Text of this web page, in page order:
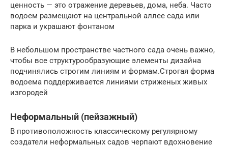
ценность — это отражение деревьев, дома, неба. Часто
водоем размещают на центральной аллее сада или
парка и украшают фонтаном
В небольшом пространстве частного сада очень важно,
чтобы все структурообразующие элементы дизайна
подчинялись строгим линиям и формам.Строгая форма
водоема поддерживается линиями стриженых живых
изгородей
Неформальный (пейзажный)
В противоположность классическому регулярному
создатели неформальных садов черпают вдохновение